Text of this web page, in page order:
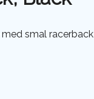
smal racerback